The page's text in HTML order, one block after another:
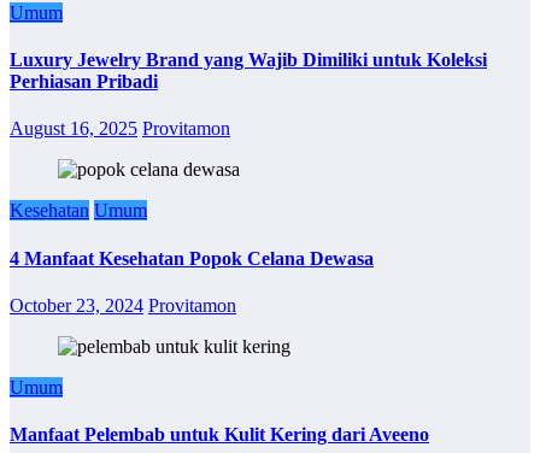
Umum
Luxury Jewelry Brand yang Wajib Dimiliki untuk Koleksi
Perhiasan Pribadi
August 16, 2025 Provitamon
Kesehatan Umum
4 Manfaat Kesehatan Popok Celana Dewasa
October 23, 2024 Provitamon
Umum
Manfaat Pelembab untuk Kulit Kering dari Aveeno